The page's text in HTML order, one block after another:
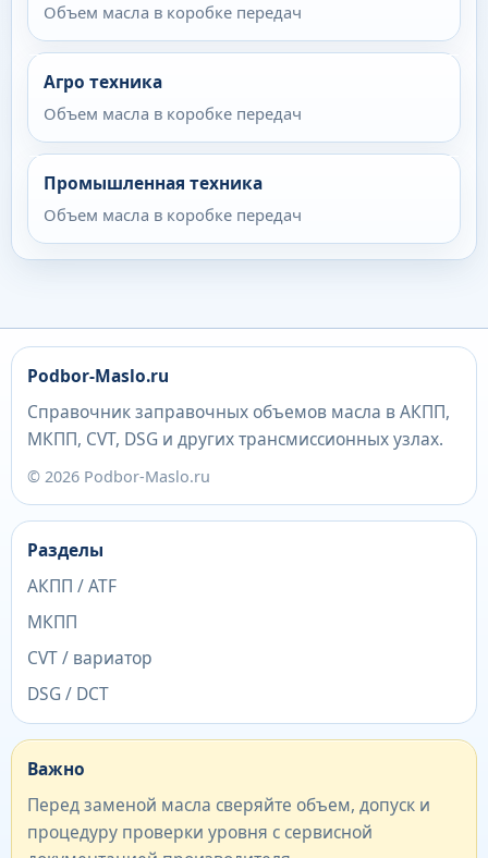
Объем масла в коробке передач
Агро техника
Объем масла в коробке передач
Промышленная техника
Объем масла в коробке передач
Podbor-Maslo.ru
Справочник заправочных объемов масла в АКПП,
МКПП, CVT, DSG и других трансмиссионных узлах.
© 2026 Podbor-Maslo.ru
Разделы
АКПП / ATF
МКПП
CVT / вариатор
DSG / DCT
Важно
Перед заменой масла сверяйте объем, допуск и
процедуру проверки уровня с сервисной